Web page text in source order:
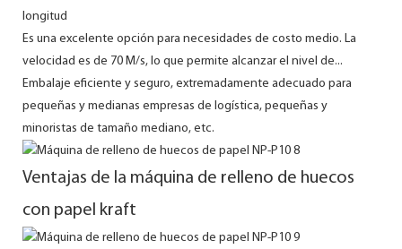
longitud
Es una excelente opción para necesidades de costo medio. La
velocidad es de 70 M/s, lo que permite alcanzar el nivel de...
Embalaje eficiente y seguro, extremadamente adecuado para
pequeñas y medianas empresas de logística, pequeñas y
minoristas de tamaño mediano, etc.
Ventajas de la máquina de relleno de huecos
con papel kraft